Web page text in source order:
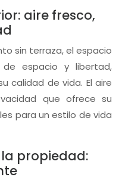
aire fresco,
sin terraza, el espacio
espacio y libertad,
calidad de vida. El aire
que ofrece su
para un estilo de vida
propiedad: